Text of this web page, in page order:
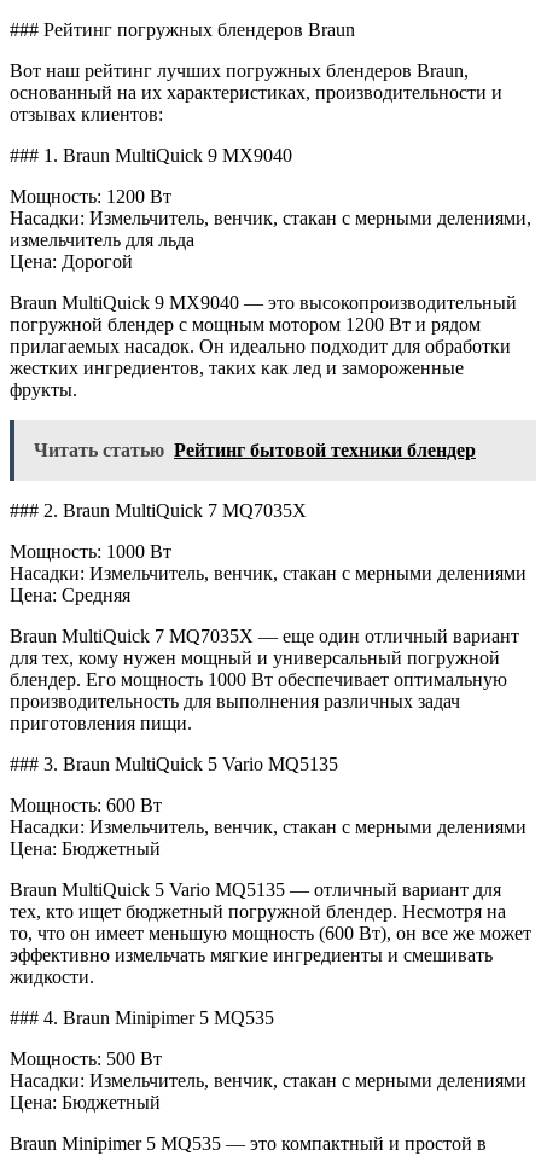
### Рейтинг погружных блендеров Braun
Вот наш рейтинг лучших погружных блендеров Braun,
основанный на их характеристиках, производительности и
отзывах клиентов:
### 1. Braun MultiQuick 9 MX9040
Мощность: 1200 Вт
Насадки: Измельчитель, венчик, стакан с мерными делениями,
измельчитель для льда
Цена: Дорогой
Braun MultiQuick 9 MX9040 — это высокопроизводительный
погружной блендер с мощным мотором 1200 Вт и рядом
прилагаемых насадок. Он идеально подходит для обработки
жестких ингредиентов, таких как лед и замороженные
фрукты.
Читать статью Рейтинг бытовой техники блендер
### 2. Braun MultiQuick 7 MQ7035X
Мощность: 1000 Вт
Насадки: Измельчитель, венчик, стакан с мерными делениями
Цена: Средняя
Braun MultiQuick 7 MQ7035X — еще один отличный вариант
для тех, кому нужен мощный и универсальный погружной
блендер. Его мощность 1000 Вт обеспечивает оптимальную
производительность для выполнения различных задач
приготовления пищи.
### 3. Braun MultiQuick 5 Vario MQ5135
Мощность: 600 Вт
Насадки: Измельчитель, венчик, стакан с мерными делениями
Цена: Бюджетный
Braun MultiQuick 5 Vario MQ5135 — отличный вариант для
тех, кто ищет бюджетный погружной блендер. Несмотря на
то, что он имеет меньшую мощность (600 Вт), он все же может
эффективно измельчать мягкие ингредиенты и смешивать
жидкости.
### 4. Braun Minipimer 5 MQ535
Мощность: 500 Вт
Насадки: Измельчитель, венчик, стакан с мерными делениями
Цена: Бюджетный
Braun Minipimer 5 MQ535 — это компактный и простой в